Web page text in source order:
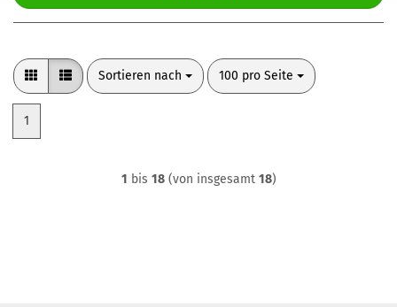
Sortieren nach
Sortieren nach 100 pro Seite
pro Seite
1
1 bis 18(von insgesamt 18)